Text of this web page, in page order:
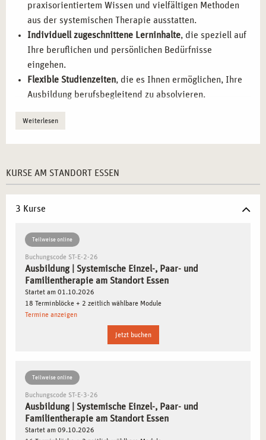
praxisorientiertem Wissen und vielfältigen Methoden
aus der systemischen Therapie ausstatten.
Individuell zugeschnittene Lerninhalte, die speziell auf
Ihre beruflichen und persönlichen Bedürfnisse
eingehen.
Flexible Studienzeiten, die es Ihnen ermöglichen, Ihre
Ausbildung berufsbegleitend zu absolvieren.
Lage versetzen, das Gelernte in verschiedenen
die Branche und wertvolle Kontakte zu anderen
Fachleuten ermöglicht.
IHRE AUSBILDUNG IST
Essen ist eine Stadt, die nicht nur historisch und kulturell
bedeutend ist, sondern auch ein modernes Zentrum für
therapeutische Aus- und Weiterbildung darstellt. In dieser
lebendigen Stadt haben Sie die Möglichkeit, sich in einem
innovativen Umfeld zu entwickeln und Ihre Fähigkeiten als
systemischer Therapeut zu vertiefen. Die praxisorientierte
campus naturalisin Essen bereitet Sie
unterstützt Sie dabei, Ihre Karriere in einem dynamischen
DIE BEDEUTUNG DES SYSTEMISCHEN
ANSATZES IN DER THERAPIE
Weiterlesen
KURSE AM STANDORT ESSEN
3 Kurse
Teilweise online
Buchungscode ST-E-2-26
Ausbildung | Systemische Einzel-, Paar- und
Familientherapie am Standort Essen
Startet am 01.10.2026
18 Terminblöcke + 2 zeitlich wählbare Module
Termine anzeigen
Jetzt buchen
Teilweise online
Buchungscode ST-E-3-26
Ausbildung | Systemische Einzel-, Paar- und
Familientherapie am Standort Essen
Startet am 09.10.2026